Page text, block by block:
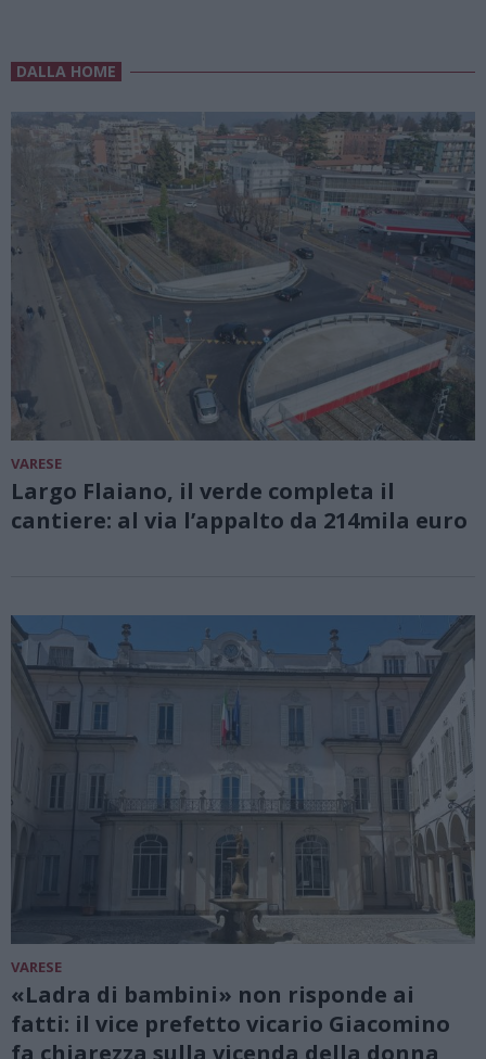
DALLA HOME
VARESE
Largo Flaiano, il verde completa il
cantiere: al via l’appalto da 214mila euro
VARESE
«Ladra di bambini» non risponde ai
fatti: il vice prefetto vicario Giacomino
fa chiarezza sulla vicenda della donna